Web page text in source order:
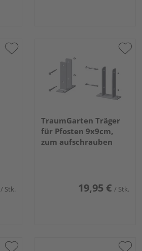
/ Stk.
TraumGarten Träger
für Pfosten 9x9cm,
zum aufschrauben
19,95 € / Stk.